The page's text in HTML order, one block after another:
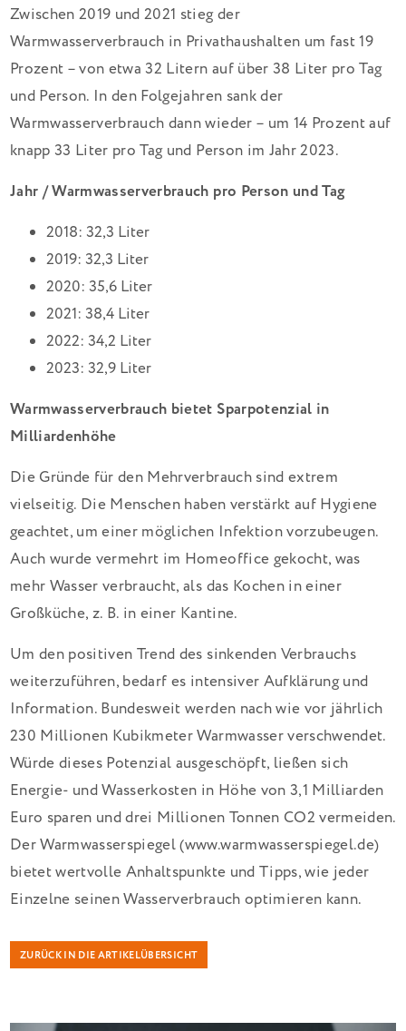
Zwischen 2019 und 2021 stieg der
Warmwasserverbrauch in Privathaushalten um fast 19
Prozent – von etwa 32 Litern auf über 38 Liter pro Tag
und Person. In den Folgejahren sank der
Warmwasserverbrauch dann wieder – um 14 Prozent auf
knapp 33 Liter pro Tag und Person im Jahr 2023.
Jahr / Warmwasserverbrauch pro Person und Tag
2018: 32,3 Liter
2019: 32,3 Liter
2020: 35,6 Liter
2021: 38,4 Liter
2022: 34,2 Liter
2023: 32,9 Liter
Warmwasserverbrauch bietet Sparpotenzial in
Milliardenhöhe
Die Gründe für den Mehrverbrauch sind extrem
vielseitig. Die Menschen haben verstärkt auf Hygiene
geachtet, um einer möglichen Infektion vorzubeugen.
Auch wurde vermehrt im Homeoffice gekocht, was
mehr Wasser verbraucht, als das Kochen in einer
Großküche, z. B. in einer Kantine.
Um den positiven Trend des sinkenden Verbrauchs
weiterzuführen, bedarf es intensiver Aufklärung und
Information. Bundesweit werden nach wie vor jährlich
230 Millionen Kubikmeter Warmwasser verschwendet.
Würde dieses Potenzial ausgeschöpft, ließen sich
Energie- und Wasserkosten in Höhe von 3,1 Milliarden
Euro sparen und drei Millionen Tonnen CO2 vermeiden.
Der Warmwasserspiegel (www.warmwasserspiegel.de)
bietet wertvolle Anhaltspunkte und Tipps, wie jeder
Einzelne seinen Wasserverbrauch optimieren kann.
ZURÜCK IN DIE ARTIKELÜBERSICHT